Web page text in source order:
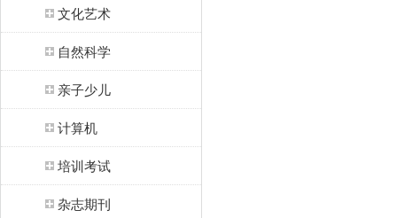
文化艺术
自然科学
亲子少儿
计算机
培训考试
杂志期刊